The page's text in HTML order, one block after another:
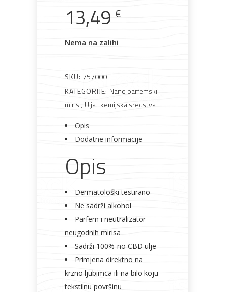
galanterija
13,49 €
Nema na zalihi
SKU: 757000
KATEGORIJE: Nano parfemski
mirisi, Ulja i kemijska sredstva
Opis
Dodatne informacije
Opis
Dermatološki testirano
Ne sadrži alkohol
Parfem i neutralizator
neugodnih mirisa
Sadrži 100%-no CBD ulje
Primjena direktno na
krzno ljubimca ili na bilo koju
tekstilnu površinu